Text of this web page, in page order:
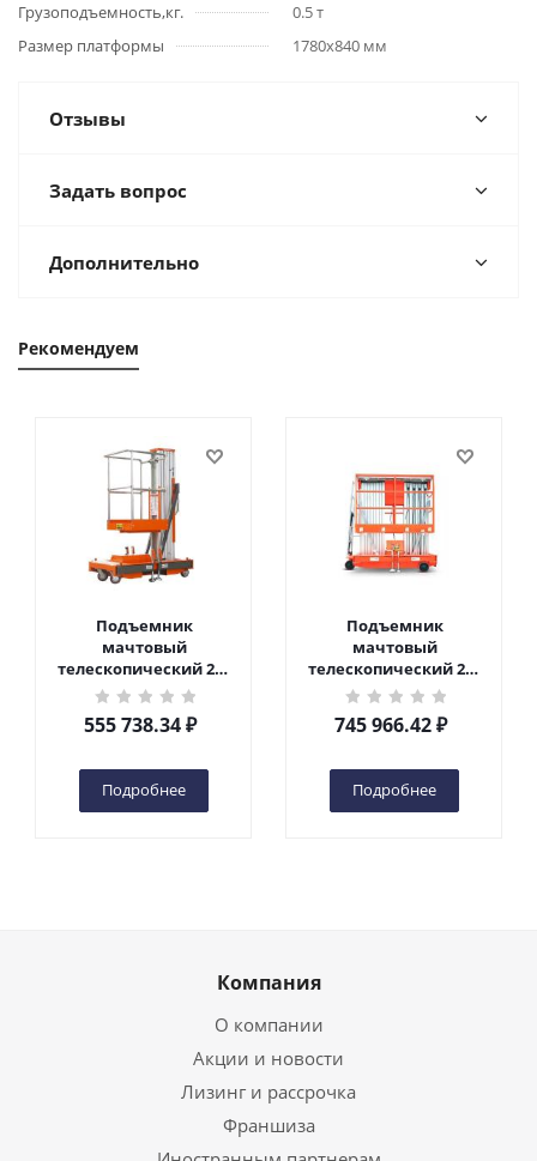
Грузоподъемность,кг.
0.5 т
Размер платформы
1780х840 мм
Отзывы
Задать вопрос
Дополнительно
Рекомендуем
Подъемник
мачтовый
телескопический 200
кг 6 м TOR GTWY6-200S
DC 2-мачтовый
(автономный) (G) в
555 738.34₽
Подробнее
Подъемник
мачтовый
телескопический 200
кг 10 м TOR GTWY10-
200S DC 2-мачтовый
(автономный) (N) в
745 966.42₽
Подробнее
Компания
О компании
Акции и новости
Лизинг и рассрочка
Франшиза